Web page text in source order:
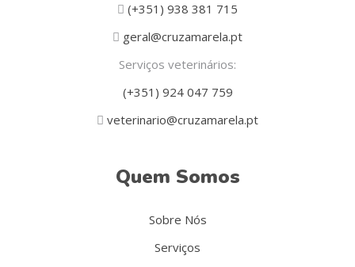
(+351) 938 381 715
geral@cruzamarela.pt
Serviços veterinários:
(+351) 924 047 759
veterinario@cruzamarela.pt
Quem Somos
Sobre Nós
Serviços